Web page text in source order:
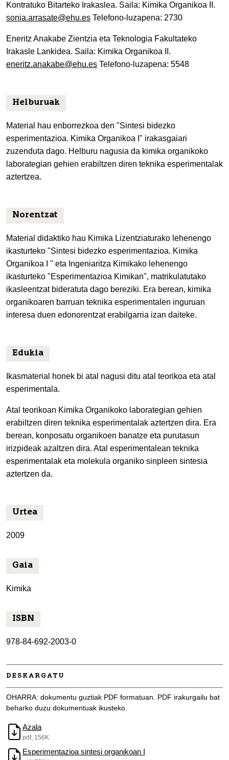
Kontratuko Bitarteko Irakaslea. Saila: Kimika Organikoa II.
sonia.arrasate@ehu.es Telefono-luzapena: 2730
Eneritz Anakabe Zientzia eta Teknologia Fakultateko
Irakasle Lankidea. Saila: Kimika Organikoa II.
eneritz.anakabe@ehu.es Telefono-luzapena: 5548
Helburuak
Material hau enborrezkoa den "Sintesi bidezko
esperimentazioa. Kimika Organikoa I" irakasgaiari
zuzenduta dago. Helburu nagusia da kimika organikoko
laborategian gehien erabiltzen diren teknika esperimentalak
aztertzea.
Norentzat
Material didaktiko hau Kimika Lizentziaturako lehenengo
ikasturteko "Sintesi bidezko esperimentazioa. Kimika
Organikoa I " eta Ingeniaritza Kimikako lehenengo
ikasturteko "Esperimentazioa Kimikan", matrikulatutako
ikasleentzat bideratuta dago bereziki. Era berean, kimika
organikoaren barruan teknika esperimentalen inguruan
interesa duen edonorentzat erabilgarria izan daiteke.
Edukia
Ikasmaterial honek bi atal nagusi ditu atal teorikoa eta atal
esperimentala.
Atal teorikoan Kimika Organikoko laborategian gehien
erabiltzen diren teknika esperimentalak aztertzen dira. Era
berean, konposatu organikoen banatze eta purutasun
irizpideak azaltzen dira. Atal esperimentalean teknika
esperimentalak eta molekula organiko sinpleen sintesia
aztertzen da.
Urtea
2009
Gaia
Kimika
ISBN
978-84-692-2003-0
DESKARGATU
OHARRA: dokumentu guztiak PDF formatuan. PDF irakurgailu bat
beharko duzu dokumentuak ikusteko.
Azala
pdf, 156K
Esperimentazioa sintesi organikoan I